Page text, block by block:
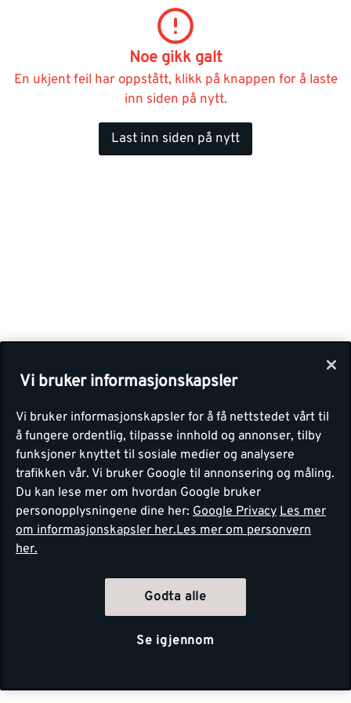
Noe gikk galt
En ukjent feil har oppstått, klikk på knappen for å laste
inn siden på nytt.
Last inn siden på nytt
Vi bruker informasjonskapsler
Vi bruker informasjonskapsler for å få nettstedet vårt til
å fungere ordentlig, tilpasse innhold og annonser, tilby
funksjoner knyttet til sosiale medier og analysere
trafikken vår. Vi bruker Google til annonsering og måling.
Du kan lese mer om hvordan Google bruker
personopplysningene dine her: Google Privacy Les mer
om informasjonskapsler her.Les mer om personvern
her.
Godta alle
Se igjennom